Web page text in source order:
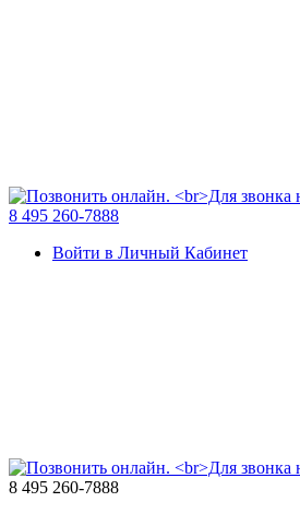
8 495 260-7888
Войти в Личный Кабинет
8 495 260-7888